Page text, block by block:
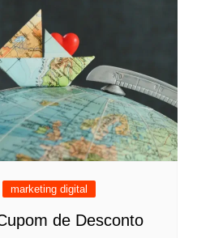
marketing digital
de Desconto